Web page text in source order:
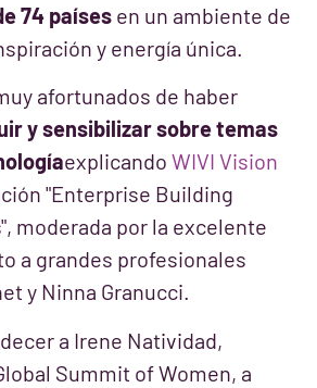
74 países en un ambiente de
y energía única.
afortunados de haber
y sensibilizar sobre temas
explicando WIVI Vision
"Enterprise Building
moderada por la excelente
a grandes profesionales
y Ninna Granucci.
a Irene Natividad,
Summit of Women, a